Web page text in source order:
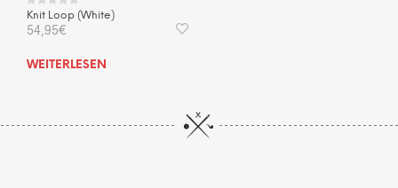
Knit Loop (White)
54,95€
WEITERLESEN